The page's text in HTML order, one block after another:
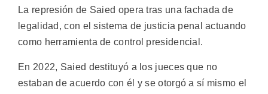
La represión de Saied opera tras una fachada de
legalidad, con el sistema de justicia penal actuando
como herramienta de control presidencial.
En 2022, Saied destituyó a los jueces que no
estaban de acuerdo con él y se otorgó a sí mismo el